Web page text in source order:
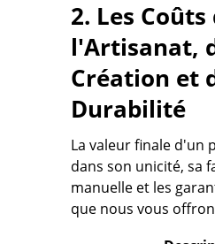
2. Les Coûts
l'Artisanat,
Création et
Durabilité
La valeur finale d'un
dans son unicité, sa
manuelle et les
que nous vous